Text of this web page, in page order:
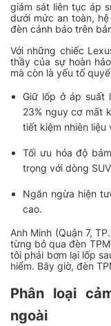
giám sát liên tục áp
dưới mức an toàn,
đèn cảnh báo trên
Với những chiếc
thầy của sự hoàn
mà còn là yếu tố
Giữ lốp ở áp suất
23% nguy cơ mất
tiết kiệm nhiên liệu
Tối ưu hóa độ
trọng với dòng
Ngăn ngừa hiện
cao.
Anh Minh (Quận 7,
từng bỏ qua đèn
tôi phải bơm lại lốp
hiểm. Bây giờ, đèn
Phân loại
ngoài